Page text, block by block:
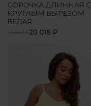
СОРОЧКА ДЛИННАЯ С
КРУГЛЫМ ВЫРЕЗОМ
БЕЛАЯ
23 550 ₽20 018 ₽